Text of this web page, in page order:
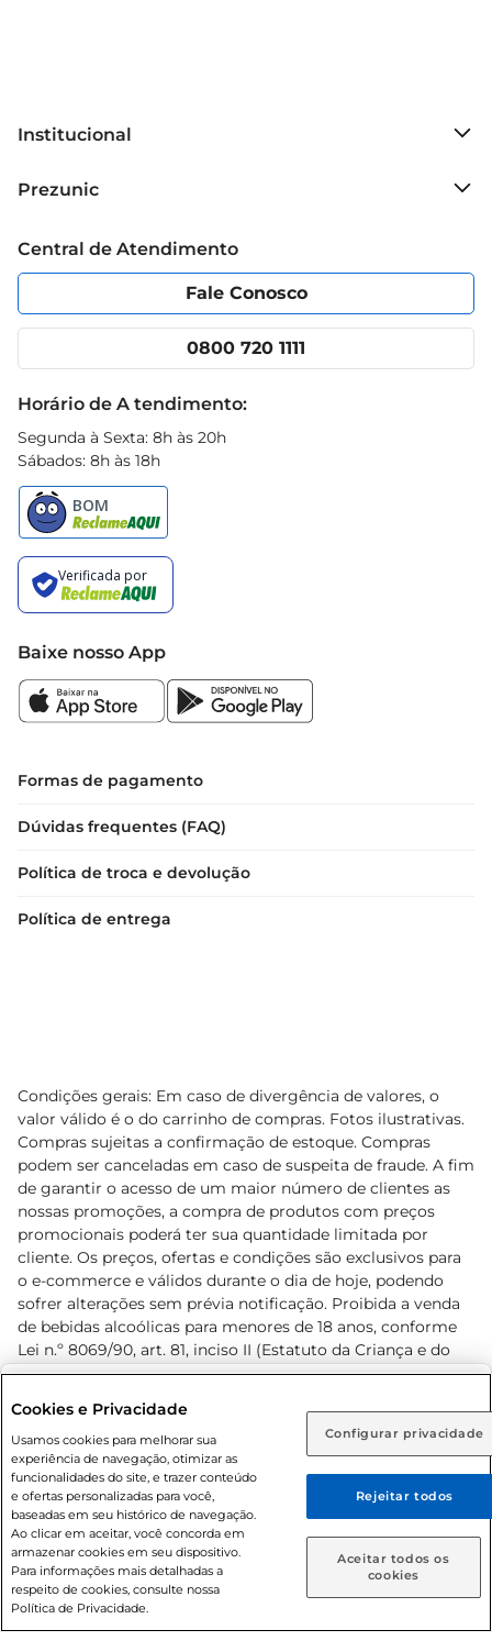
Rio de Janeiro (RJ) Goiás (GO)
Ou
Caso queira comprar online, informe como deseja receber
suas compras:
Entrega em casa Retire em Loja
Institucional
Grupo Cencosud
Política de Privacidade
Portal do fornecedor
Cencosud Media
Prezunic
Código de Ética
App Prezunic
Central de Atendimento
Fale Conosco
0800 720 1111
Horário de A tendimento:
Segunda à Sexta: 8h às 20h
Sábados: 8h às 18h
Baixe nosso App
Formas de pagamento
Dúvidas frequentes (FAQ)
Política de troca e devolução
Política de entrega
Condições gerais: Em caso de divergência de valores, o
valor válido é o do carrinho de compras. Fotos ilustrativas.
Compras sujeitas a confirmação de estoque. Compras
podem ser canceladas em caso de suspeita de fraude. A fim
de garantir o acesso de um maior número de clientes as
nossas promoções, a compra de produtos com preços
promocionais poderá ter sua quantidade limitada por
cliente. Os preços, ofertas e condições são exclusivos para
o e-commerce e válidos durante o dia de hoje, podendo
sofrer alterações sem prévia notificação. Proibida a venda
de bebidas alcoólicas para menores de 18 anos, conforme
Lei n.º 8069/90, art. 81, inciso II (Estatuto da Criança e do
Adolescente). Preços e condições exclusivos para o
prévio. O valor mínimo para as compras on-line é de R$
80,00.
© 2026 Copyright. Todos os direitos
reservados Prezunic.
Cookies e Privacidade
Usamos cookies para melhorar sua
experiência de navegação, otimizar as
funcionalidades do site, e trazer conteúdo
e ofertas personalizadas para você,
baseadas em seu histórico de navegação.
Ao clicar em aceitar, você concorda em
armazenar cookies em seu dispositivo.
Para informações mais detalhadas a
respeito de cookies, consulte nossa
Política de Privacidade.
Configurar privacidade
Rejeitar todos
Aceitar todos os
cookies